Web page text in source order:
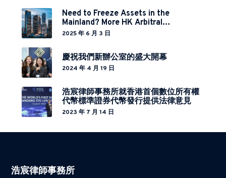
Need to Freeze Assets in the
Mainland? More HK Arbitral
Institutions Now Covered Under
2025 年 6 月 3 日
慶祝我們新辦公室的盛大開幕
2024 年 4 月 19 日
浩宸律師事務所就香港首個數位所有權
代幣標準證券代幣發行提供法律意見
2023 年 7 月 14 日
浩宸律師事務所